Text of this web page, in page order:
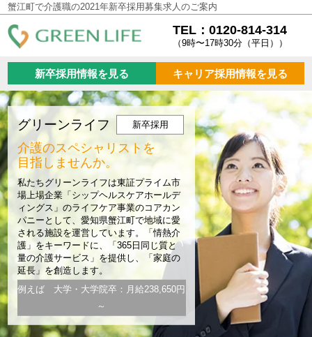
蟹江町で介護職の2021年新卒採用募集求人のご案内
TEL：0120-814-314
（9時〜17時30分（平日））
新卒採用情報を見る キャリア採用情報を見る
グリーンライフ 新卒採用
介護のスペシャリストを
目指しませんか。
私たちグリーンライフは東証プライム市
場上場企業「シップヘルスケアホールデ
ィングス」のライフケア事業のコアカン
パニーとして、愛知県蟹江町で地域に愛
される施設を運営しています。「情熱介
護」をキーワードに、「365日同じ質と
量の介護サービス」を提供し、「家庭の
延長」を創造します。
例えば 大学・大学院卒：月給238,650円
～